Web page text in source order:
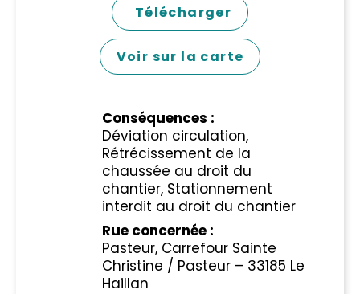
Télécharger
Voir sur la carte
Conséquences :
Déviation circulation,
Rétrécissement de la
chaussée au droit du
chantier, Stationnement
interdit au droit du chantier
Rue concernée :
Pasteur, Carrefour Sainte
Christine / Pasteur – 33185 Le
Haillan